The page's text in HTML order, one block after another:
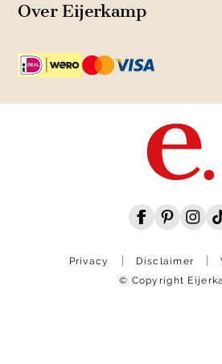
Over Eijerkamp
Privacy Disclaimer
© Copyright